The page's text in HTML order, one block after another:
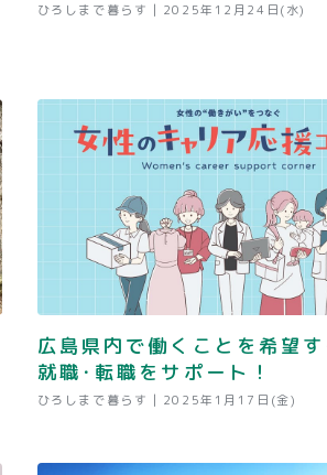
ひろしまで暮らす | 2025年12月24日(水)
広島県内で働くことを希望
就職･転職をサポート！
ひろしまで暮らす | 2025年1月17日(金)